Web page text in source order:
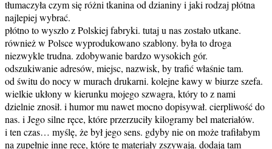
tłumaczyła czym się różni tkanina od dzianiny i jaki rodzaj płótna
najlepiej wybrać.
płótno to wyszło z Polskiej fabryki. tutaj u nas zostało utkane.
również w Polsce wyprodukowano szablony. była to droga
niezwykle trudna. zdobywanie bardzo wysokich gór.
odszukiwanie adresów, miejsc, nazwisk, by trafić właśnie tam.
od świtu do nocy w murach drukarni. kolejne kawy w biurze szefa.
wielkie ukłony w kierunku mojego szwagra, który to z nami
dzielnie znosił. i humor mu nawet mocno dopisywał. cierpliwość do
nas. i Jego silne ręce, które przerzuciły kilogramy bel materiałów.
i ten czas… myślę, że był jego sens. gdyby nie on może trafiłabym
na zupełnie inne ręce, które te materiały zszywają. dodają tam